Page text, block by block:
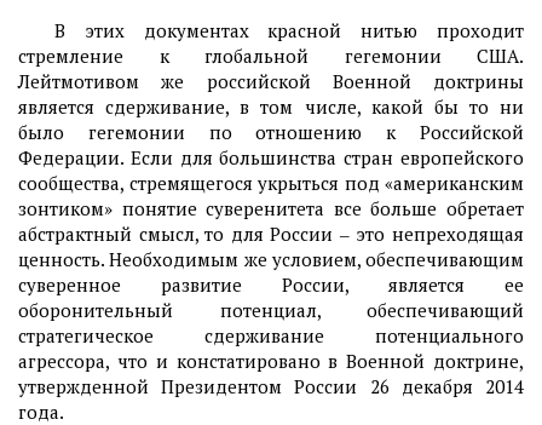
В этих документах красной нитью проходит
стремление к глобальной гегемонии США.
Лейтмотивом же российской Военной доктрины
является сдерживание, в том числе, какой бы то ни
было гегемонии по отношению к Российской
Федерации. Если для большинства стран европейского
сообщества, стремящегося укрыться под «американским
зонтиком» понятие суверенитета все больше обретает
абстрактный смысл, то для России ‒ это непреходящая
ценность. Необходимым же условием, обеспечивающим
суверенное развитие России, является ее
оборонительный потенциал, обеспечивающий
стратегическое сдерживание потенциального
агрессора, что и констатировано в Военной доктрине,
утвержденной Президентом России 26 декабря 2014
года.